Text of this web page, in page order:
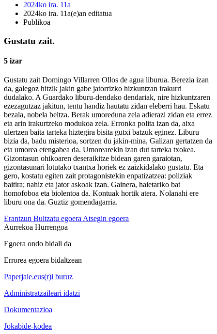
2024ko ira. 11a
2024ko ira. 11a(e)an editatua
Publikoa
Gustatu zait.
5 izar
Gustatu zait Domingo Villarren Ollos de agua liburua. Berezia izan
da, galegoz hitzik jakin gabe jatorrizko hizkuntzan irakurri
dudalako. A Guardako liburu-dendako dendariak, nire hizkuntzaren
ezezagutzaz jakitun, tentu handiz hautatu zidan eleberri hau. Eskatu
bezala, nobela beltza. Berak umoreduna zela adierazi zidan eta errez
eta arin irakurtzeko modukoa zela. Erronka polita izan da, aixa
ulertzen baita tarteka hiztegira bisita gutxi batzuk eginez. Liburu
bizia da, badu misterioa, sortzen du jakin-mina, Galizan gertatzen da
eta umorea etengabea da. Umorearekin izan dut tarteka txokea.
Gizontasun ohikoaren deseraikitze bidean garen garaiotan,
gizontasunari lotutako txantxa horiek ez zaizkidalako gustatu. Eta
gero, kostatu egiten zait protagonistekin enpatizatzea: poliziak
baitira; nahiz eta jator askoak izan. Gainera, haietariko bat
homofoboa eta biolentoa da. Kontuak hortik atera. Nolanahi ere
liburu ona da. Guztiz gomendagarria.
Erantzun Bultzatu egoera Atsegin egoera
Aurrekoa Hurrengoa
Egoera ondo bidali da
Errorea egoera bidaltzean
Paperjale.eus(r)i buruz
Administratzaileari idatzi
Dokumentazioa
Jokabide-kodea